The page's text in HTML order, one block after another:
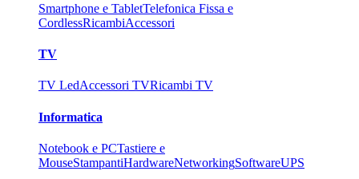
Smartphone e TabletTelefonica Fissa e
CordlessRicambiAccessori
TV
TV LedAccessori TVRicambi TV
Informatica
Notebook e PCTastiere e
MouseStampantiHardwareNetworkingSoftwareUPS